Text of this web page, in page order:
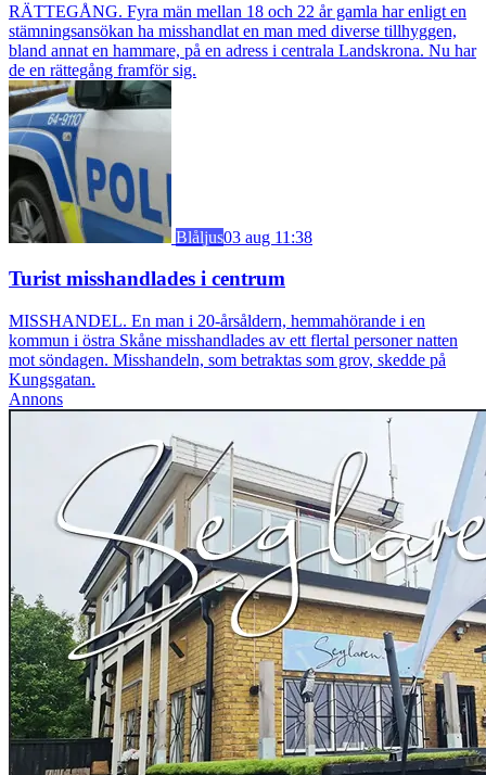
RÄTTEGÅNG. Fyra män mellan 18 och 22 år gamla har enligt en
stämningsansökan ha misshandlat en man med diverse tillhyggen,
bland annat en hammare, på en adress i centrala Landskrona. Nu har
de en rättegång framför sig.
Blåljus03 aug 11:38
Turist misshandlades i centrum
MISSHANDEL. En man i 20-årsåldern, hemmahörande i en
kommun i östra Skåne misshandlades av ett flertal personer natten
mot söndagen. Misshandeln, som betraktas som grov, skedde på
Kungsgatan.
Annons